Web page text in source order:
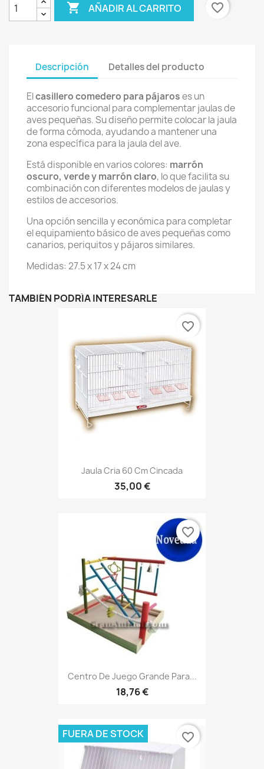
 AÑADIR AL CARRITO favorite_border
Descripción Detalles del producto
Elcasillero comedero para pájaroses un
accesorio funcional para complementar jaulas de
aves pequeñas. Su diseño permite colocar la jaula
de forma cómoda, ayudando a mantener una
zona específica para la jaula del ave.
Está disponible en varios colores: marrón
oscuro, verde y marrón claro, lo que facilita su
combinación con diferentes modelos de jaulas y
estilos de accesorios.
Una opción sencilla y económica para completar
el equipamiento básico de aves pequeñas como
canarios, periquitos y pájaros similares.
Medidas: 27.5 x 17 x 24 cm
TAMBIÉN PODRÍA INTERESARLE
Jaula Cria 60 Cm Cincada
35,00 €
favorite_border
Centro De Juego Grande Para...
18,76 €
favorite_border
FUERA DE STOCK favorite_border